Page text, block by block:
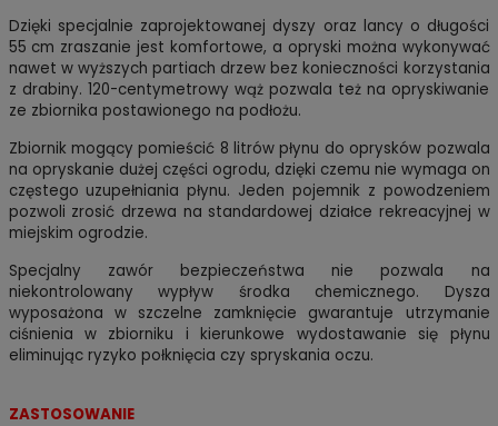
Dzięki specjalnie zaprojektowanej dyszy oraz lancy o długości
55 cm zraszanie jest komfortowe, a opryski można wykonywać
nawet w wyższych partiach drzew bez konieczności korzystania
z drabiny. 120-centymetrowy wąż pozwala też na opryskiwanie
ze zbiornika postawionego na podłożu.
Zbiornik mogący pomieścić 8 litrów płynu do oprysków pozwala
na opryskanie dużej części ogrodu, dzięki czemu nie wymaga on
częstego uzupełniania płynu. Jeden pojemnik z powodzeniem
pozwoli zrosić drzewa na standardowej działce rekreacyjnej w
miejskim ogrodzie.
Specjalny zawór bezpieczeństwa nie pozwala na
niekontrolowany wypływ środka chemicznego. Dysza
wyposażona w szczelne zamknięcie gwarantuje utrzymanie
ciśnienia w zbiorniku i kierunkowe wydostawanie się płynu
eliminując ryzyko połknięcia czy spryskania oczu.
ZASTOSOWANIE